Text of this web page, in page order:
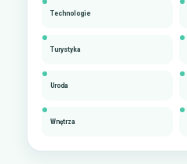
Technologie
Turystyka
Uroda
Wnętrza